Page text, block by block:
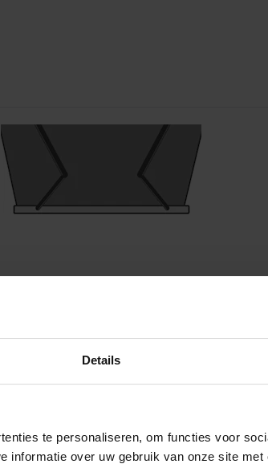
Details
te personaliseren, om functies voor
informatie over uw gebruik van onze site
zit in de windresistentie en stevigheid van de